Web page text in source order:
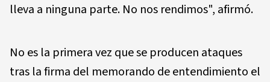
lleva a ninguna parte. No nos rendimos", afirmó.
No es la primera vez que se producen ataques
tras la firma del memorando de entendimiento el